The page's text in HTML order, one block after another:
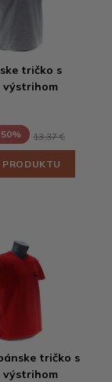
tričko s
výstrihom
13,37 €
tričko s
výstrihom